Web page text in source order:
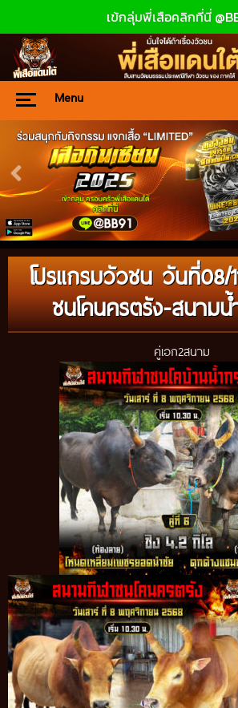
เข้กลุ่มพี่เสือคลิกที่นี่
Menu
โปรแกรมวัวชน วันที่08/
ชนโคนครตรัง-สนามน้
คู่เอก2สนาม